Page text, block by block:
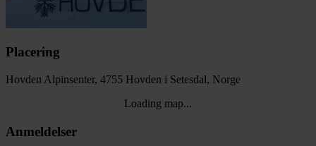
Placering
Hovden Alpinsenter, 4755 Hovden i Setesdal, Norge
Loading map...
Anmeldelser